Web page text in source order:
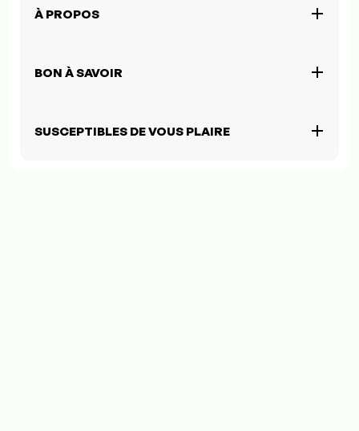
À PROPOS
BON À SAVOIR
SUSCEPTIBLES DE VOUS PLAIRE